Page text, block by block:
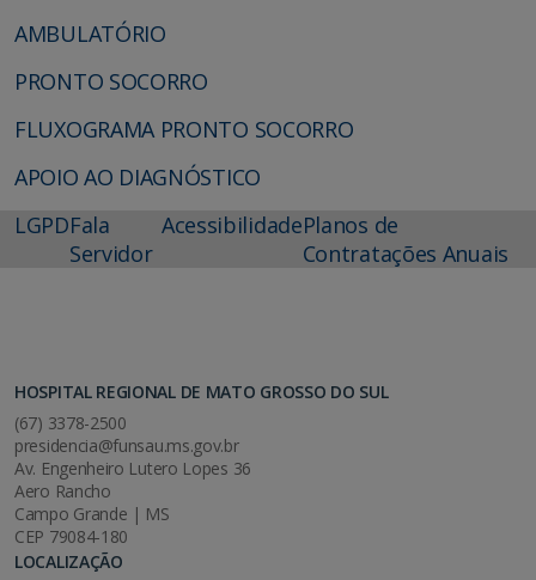
AMBULATÓRIO
PRONTO SOCORRO
FLUXOGRAMA PRONTO SOCORRO
APOIO AO DIAGNÓSTICO
LGPDFala
Servidor
AcessibilidadePlanos de
Contratações Anuais
HOSPITAL REGIONAL DE MATO GROSSO DO SUL
(67) 3378-2500
presidencia@funsau.ms.gov.br
Av. Engenheiro Lutero Lopes 36
Aero Rancho
Campo Grande | MS
CEP 79084-180
LOCALIZAÇÃO